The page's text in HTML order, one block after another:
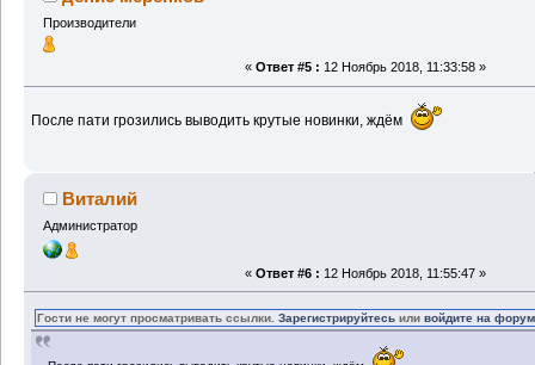
Производители
« Ответ #5 : 12 Ноябрь 2018, 11:33:58 »
После пати грозились выводить крутые новинки, ждём
Виталий
Администратор
« Ответ #6 : 12 Ноябрь 2018, 11:55:47 »
Гости не могут просматривать ссылки.Зарегистрируйтесь иливойдите на форум